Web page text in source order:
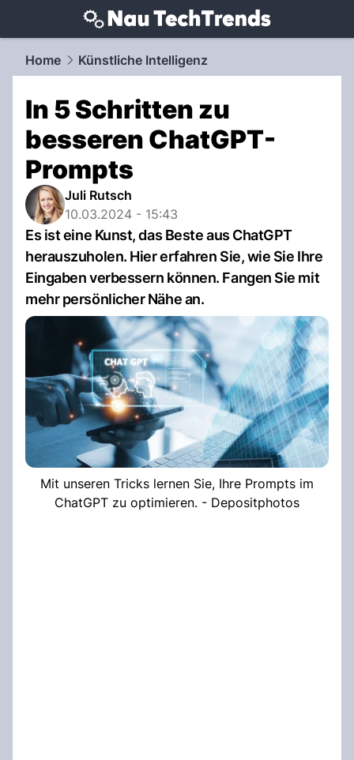
techtrends.NAU.ch
Home Künstliche Intelligenz
In 5 Schritten zu
besseren ChatGPT-
Prompts
Juli Rutsch
10.03.2024 - 15:43
Es ist eine Kunst, das Beste aus ChatGPT
herauszuholen. Hier erfahren Sie, wie Sie Ihre
Eingaben verbessern können. Fangen Sie mit
mehr persönlicher Nähe an.
Mit unseren Tricks lernen Sie, Ihre Prompts im
ChatGPT zu optimieren. - Depositphotos